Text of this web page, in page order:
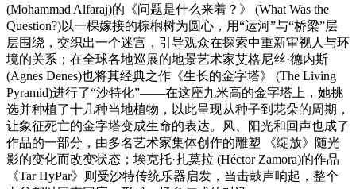
(Mohammad Alfaraj)的《问题是什么来着？》 (What Was the
Question?)以一棵嫁接的棕榈树为圆心，用“运河”与“桥梁”层
层围绕，交织出一个迷宫，引导观众在探索中重新审视人与环
境的关系；在全球各地巡展的地景艺术家艾格尼丝·德内斯
(Agnes Denes)也将其经典之作《生长的金字塔》 (The Living
Pyramid)进行了“沙特化”——在这座九米高的金字塔上，她挑
选并种植了十几种当地植物，以此呈现从种子到花朵的周期，
让象征死亡的金字塔变成生命的表达。风、阳光和回声也成了
作品的一部分，由多名艺术家集体创作的雕塑 《绽放》随光
影的变化而改变状态；埃克托·扎莫拉 (Héctor Zamora)的作品
《Tar HyPar》则受沙特传统乐器启发，当击鼓声响起，整个